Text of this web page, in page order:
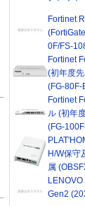
Fortinet
0F/FS-
Fortinet
(初年度
(FG-80F-
Fortinet
ル (初年
(FG-
H/W保守
属
Gen2